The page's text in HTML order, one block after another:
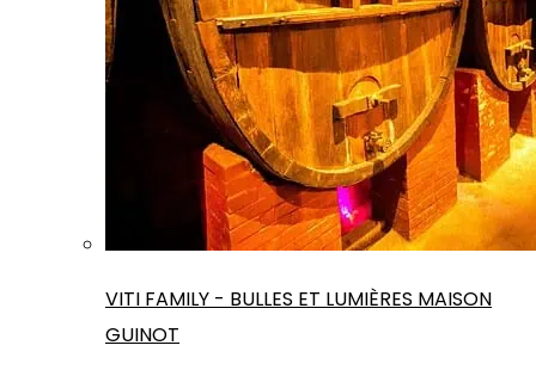
VITI FAMILY - BULLES ET LUMIÈRES MAISON
GUINOT